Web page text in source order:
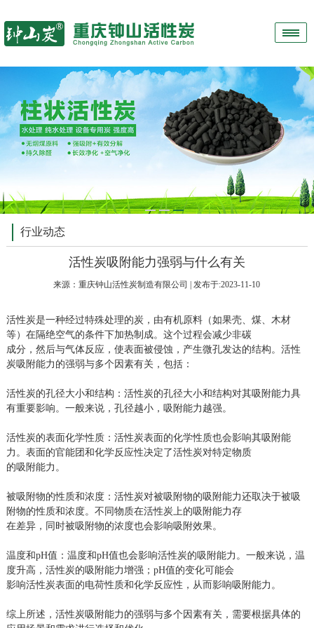
1 2 3
行业动态
活性炭吸附能力强弱与什么有关
来源：重庆钟山活性炭制造有限公司 | 发布于:2023-11-10
活性炭是一种经过特殊处理的炭，由有机原料（如果壳、煤、木材
等）在隔绝空气的条件下加热制成。这个过程会减少非碳
成分，然后与气体反应，使表面被侵蚀，产生微孔发达的结构。活性
炭吸附能力的强弱与多个因素有关，包括：
活性炭的孔径大小和结构：活性炭的孔径大小和结构对其吸附能力具
有重要影响。一般来说，孔径越小，吸附能力越强。
活性炭的表面化学性质：活性炭表面的化学性质也会影响其吸附能
力。表面的官能团和化学反应性决定了活性炭对特定物质
的吸附能力。
被吸附物的性质和浓度：活性炭对被吸附物的吸附能力还取决于被吸
附物的性质和浓度。不同物质在活性炭上的吸附能力存
在差异，同时被吸附物的浓度也会影响吸附效果。
温度和pH值：温度和pH值也会影响活性炭的吸附能力。一般来说，温
度升高，活性炭的吸附能力增强；pH值的变化可能会
影响活性炭表面的电荷性质和化学反应性，从而影响吸附能力。
综上所述，活性炭吸附能力的强弱与多个因素有关，需要根据具体的